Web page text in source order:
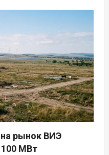
рынок ВИЭ
МВт